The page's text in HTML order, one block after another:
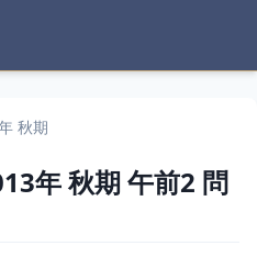
秋期
年 秋期午前2 問